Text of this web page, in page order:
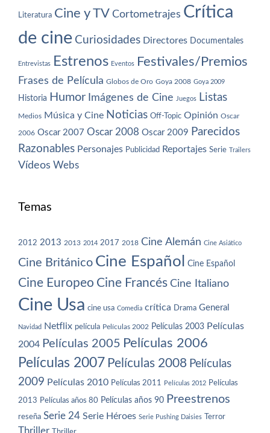
Literatura Cine y TV Cortometrajes Crítica
de cine Curiosidades Directores Documentales
Entrevistas Estrenos Eventos Festivales/Premios
Frases de Película Globos de Oro Goya 2008 Goya 2009
Historia Humor Imágenes de Cine Juegos Listas
Medios Música y Cine Noticias Off-Topic Opinión Oscar
2006 Oscar 2007 Oscar 2008 Oscar 2009 Parecidos
Razonables Personajes Publicidad Reportajes Serie Trailers
Vídeos Webs
Temas
2012 2013 2013 2014 2017 2018 Cine Alemán Cine Asiático
Cine Británico Cine Español Cine Español
Cine Europeo Cine Francés Cine Italiano
Cine Usa cine usa Comedia crítica Drama General
Navidad Netflix película Películas 2002 Películas 2003 Películas
2004 Películas 2005 Películas 2006
Películas 2007 Películas 2008 Películas
2009 Películas 2010 Películas 2011 Películas 2012 Películas
2013 Películas años 80 Películas años 90 Preestrenos
reseña Serie 24 Serie Héroes Serie Pushing Daisies Terror
Thriller